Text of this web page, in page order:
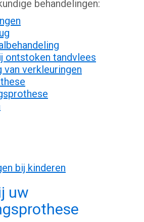
behandelingen:
ontstoken tandvlees
van verkleuringen
bij kinderen
uw